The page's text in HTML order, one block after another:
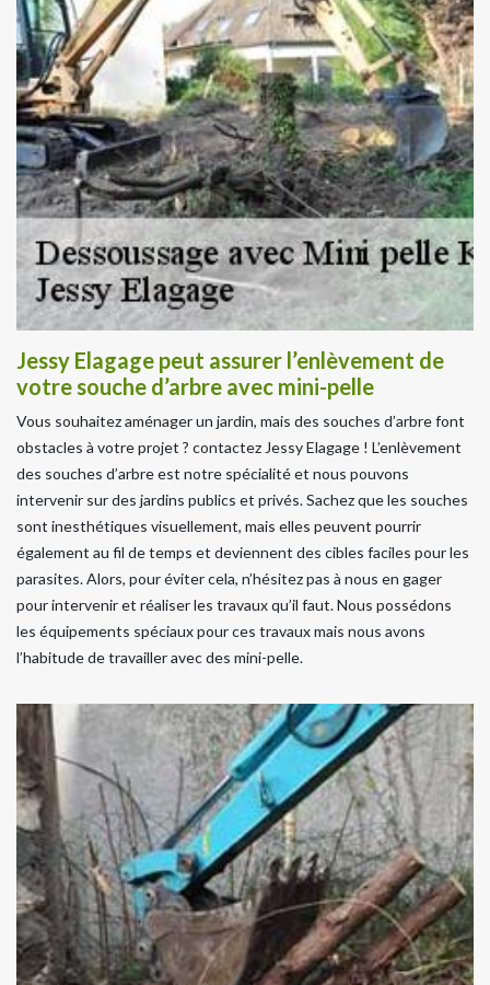
Jessy Elagage peut assurer l’enlèvement de
votre souche d’arbre avec mini-pelle
Vous souhaitez aménager un jardin, mais des souches d’arbre font
obstacles à votre projet ? contactez Jessy Elagage ! L’enlèvement
des souches d’arbre est notre spécialité et nous pouvons
intervenir sur des jardins publics et privés. Sachez que les souches
sont inesthétiques visuellement, mais elles peuvent pourrir
également au fil de temps et deviennent des cibles faciles pour les
parasites. Alors, pour éviter cela, n’hésitez pas à nous en gager
pour intervenir et réaliser les travaux qu’il faut. Nous possédons
les équipements spéciaux pour ces travaux mais nous avons
l’habitude de travailler avec des mini-pelle.